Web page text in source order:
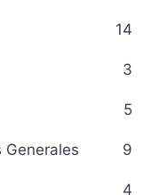
14
3
5
Generales 9
4